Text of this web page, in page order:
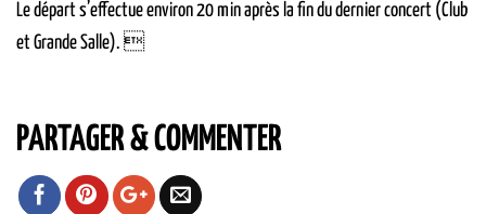
Le départ s’effectue environ 20 min après la fin du dernier concert (Club
et Grande Salle). 
PARTAGER & COMMENTER